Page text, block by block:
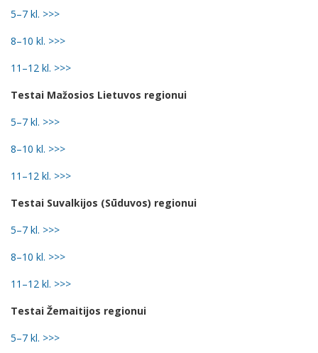
5–7 kl. >>>
8–10 kl. >>>
11–12 kl. >>>
Testai Mažosios Lietuvos regionui
5–7 kl. >>>
8–10 kl. >>>
11–12 kl. >>>
Testai Suvalkijos (Sūduvos) regionui
5–7 kl. >>>
8–10 kl. >>>
11–12 kl. >>>
Testai Žemaitijos regionui
5–7 kl. >>>